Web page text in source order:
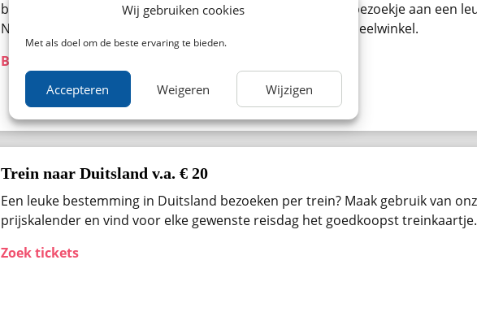
Wij gebruiken cookies
Met als doel om de beste ervaring te bieden.
Accepteren Weigeren Wijzigen
bestellen. Denk aan een pretpark, een beurs, museum of bezoekje aan een
Nederland. Bekijk alle beschikbare uitjes van de NS Spoordeelwinkel.
Bekijk aanbieding
Trein naar Duitsland v.a. € 20
Een leuke bestemming in Duitsland bezoeken per trein? Maak gebruik van
prijskalender en vind voor elke gewenste reisdag het goedkoopst treinkaartje.
Zoek tickets